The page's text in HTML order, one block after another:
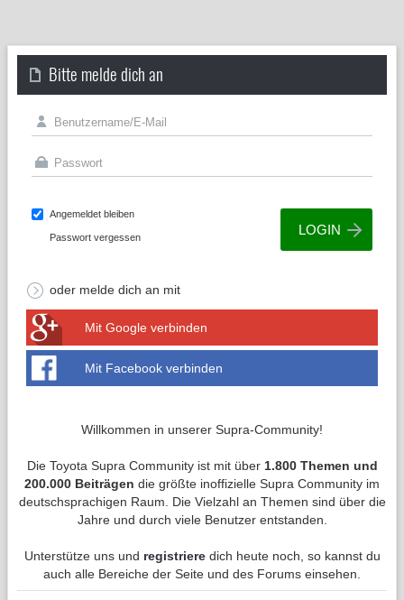
Bitte melde dich an
Angemeldet bleiben
Passwort vergessen
oder melde dich an mit
Mit Google verbinden
Mit Facebook verbinden
Willkommen in unserer Supra-Community!
Die Toyota Supra Community ist mit über 1.800 Themen und
200.000 Beiträgen die größte inoffizielle Supra Community im
deutschsprachigen Raum. Die Vielzahl an Themen sind über die
Jahre und durch viele Benutzer entstanden.
Unterstütze uns und registrieredich heute noch, so kannst du
auch alle Bereiche der Seite und des Forums einsehen.